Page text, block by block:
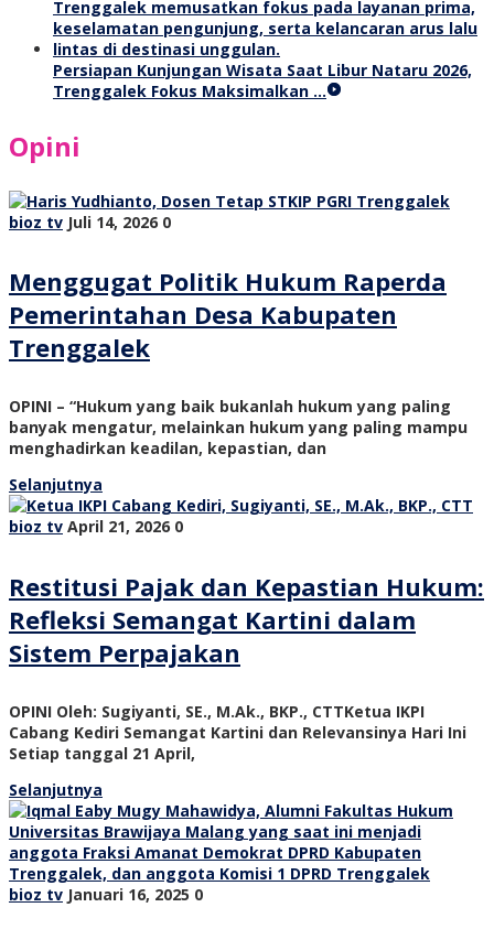
Persiapan Kunjungan Wisata Saat Libur Nataru 2026,
Trenggalek Fokus Maksimalkan …
Opini
bioz tv Juli 14, 2026 0
Menggugat Politik Hukum Raperda
Pemerintahan Desa Kabupaten
Trenggalek
OPINI – “Hukum yang baik bukanlah hukum yang paling
banyak mengatur, melainkan hukum yang paling mampu
menghadirkan keadilan, kepastian, dan
Selanjutnya
bioz tv April 21, 2026 0
Restitusi Pajak dan Kepastian Hukum:
Refleksi Semangat Kartini dalam
Sistem Perpajakan
OPINI Oleh: Sugiyanti, SE., M.Ak., BKP., CTTKetua IKPI
Cabang Kediri Semangat Kartini dan Relevansinya Hari Ini
Setiap tanggal 21 April,
Selanjutnya
bioz tv Januari 16, 2025 0